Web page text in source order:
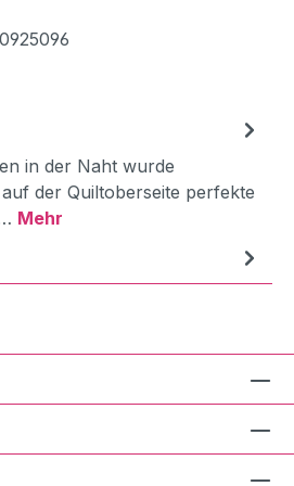
in der Naht wurde
der Quiltoberseite perfekte
Mehr